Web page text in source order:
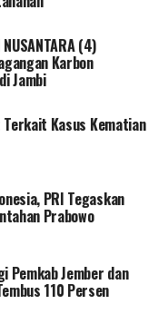
NUSANTARA (4)
Karbon
Jambi
Kasus Kematian
PRI Tegaskan
Prabowo
Pemkab Jember dan
110 Persen